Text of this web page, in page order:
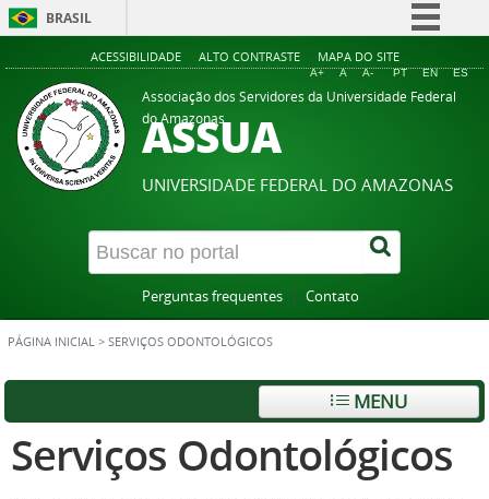
BRASIL
Simplifique!
Comunica BR
Acesso à informação
Legislação
Canais
ACESSIBILIDADE ALTO CONTRASTE MAPA DO SITE
A+ A A- PT EN ES
Associação dos Servidores da Universidade Federal
do Amazonas
ASSUA
UNIVERSIDADE FEDERAL DO AMAZONAS
Perguntas frequentes Contato
PÁGINA INICIAL > SERVIÇOS ODONTOLÓGICOS
MENU
Serviços Odontológicos